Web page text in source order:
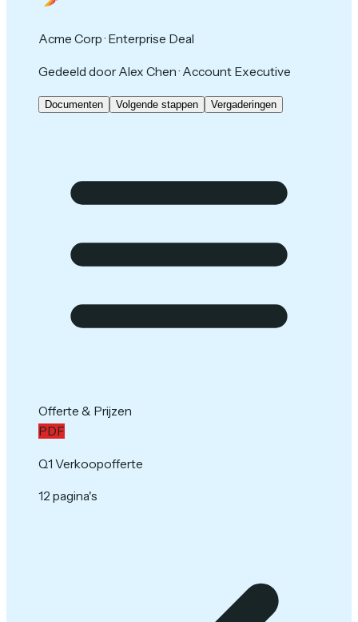
Acme Corp · Enterprise Deal
Gedeeld door Alex Chen · Account Executive
Documenten Volgende stappen Vergaderingen
Offerte & Prijzen
PDF
Q1 Verkoopofferte
12 pagina's